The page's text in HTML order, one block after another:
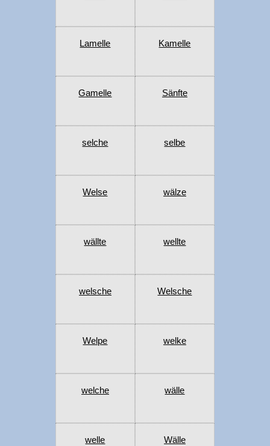
Lamelle Kamelle
Gamelle Sänfte
selche selbe
Welse wälze
wällte wellte
welsche Welsche
Welpe welke
welche wälle
welle Wälle